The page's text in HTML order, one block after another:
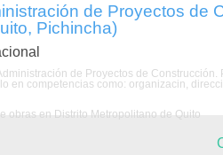
de Proyectos de
Pichincha)
de Proyectos de
en competencias como: organizacin,
obras en Distrito Metropolitano de Quito